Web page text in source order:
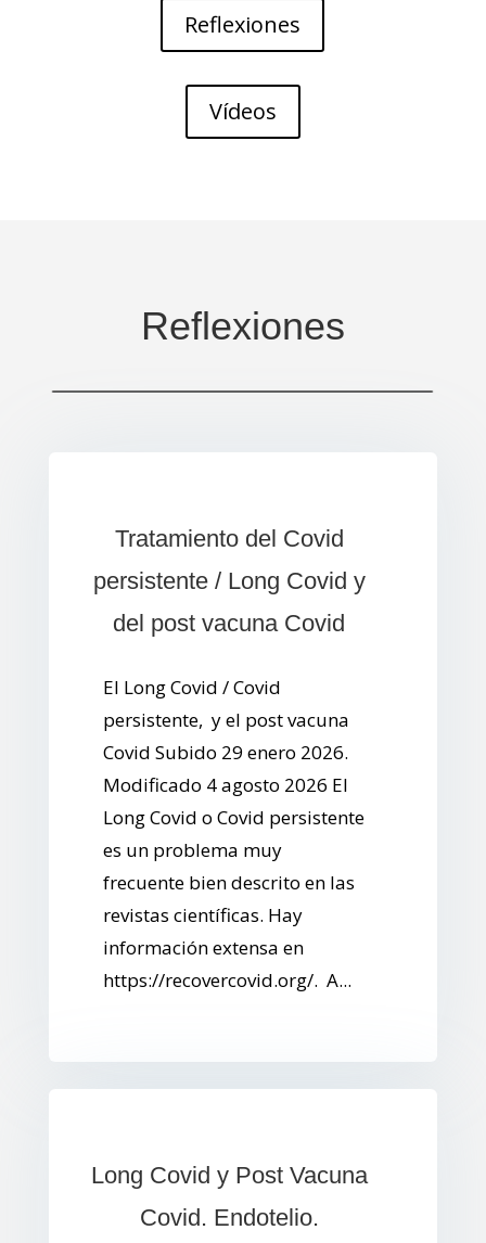
Reflexiones
Vídeos
Reflexiones
Tratamiento del Covid
persistente / Long Covid y
del post vacuna Covid
El Long Covid / Covid
persistente, y el post vacuna
Covid Subido 29 enero 2026.
Modificado 4 agosto 2026 El
Long Covid o Covid persistente
es un problema muy
frecuente bien descrito en las
revistas científicas. Hay
información extensa en
https://recovercovid.org/. A...
Long Covid y Post Vacuna
Covid. Endotelio.